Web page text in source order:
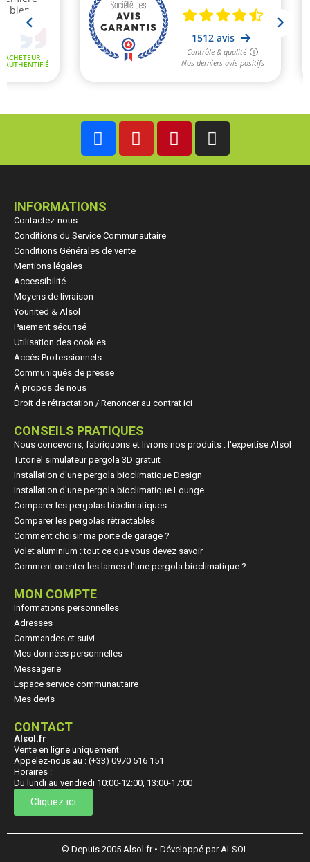
INFORMATIONS
Contactez-nous
Conditions du Service Communautaire
Conditions Générales de vente
Mentions légales
Accessibilité
Moyens de livraison
Younited & Alsol
Paiement sécurisé
Utilisation des cookies
Accès Professionnels
Communiqués de presse
À propos de nous
Droit de rétractation / Renoncer au contrat ici
CONSEILS PRATIQUES
Nous concevons, fabriquons et livrons nos produits : l'expertise Alsol
Tutoriel simulateur pergola 3D gratuit
Installation d'une pergola bioclimatique Design
Installation d'une pergola bioclimatique Lounge
Comparer les pergolas bioclimatiques
Comparer les pergolas rétractables
Comment choisir ma porte de garage ?
Volet aluminium : tout ce que vous devez savoir
Comment orienter les lames d’une pergola bioclimatique ?
MON COMPTE
Informations personnelles
Adresses
Commandes et suivi
Mes données personnelles
Messagerie
Espace service communautaire
Mes devis
CONTACT
Alsol.fr
Vente en ligne uniquement
Appelez-nous au : (+33) 0970 516 151
Horaires :
Du lundi au vendredi 10:00-12:00, 13:00-17:00
Cliquez ici
© Depuis 2005 Alsol.fr • Développé par ALSOL